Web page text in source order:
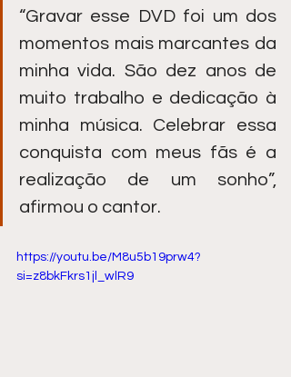
“Gravar esse DVD foi um dos
momentos mais marcantes da
minha vida. São dez anos de
muito trabalho e dedicação à
minha música. Celebrar essa
conquista com meus fãs é a
realização de um sonho”,
afirmou o cantor.
https://youtu.be/M8u5b19prw4?
si=z8bkFkrs1jl_wlR9